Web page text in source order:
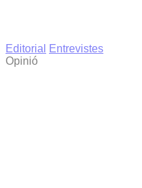
Editorial
Entrevistes
Opinió